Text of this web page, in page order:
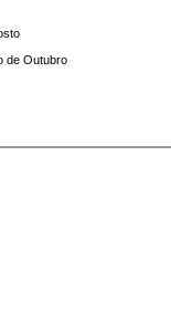
de Outubro